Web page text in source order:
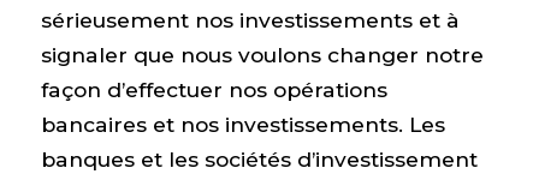
sérieusement nos investissements et à
signaler que nous voulons changer notre
façon d’effectuer nos opérations
bancaires et nos investissements. Les
banques et les sociétés d’investissement